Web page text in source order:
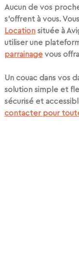
Aucun de vos
s’offrent à vous.
Location située à
utiliser une
parrainage vous
Un couac dans vos
solution simple et
sécurisé et
contacter pour